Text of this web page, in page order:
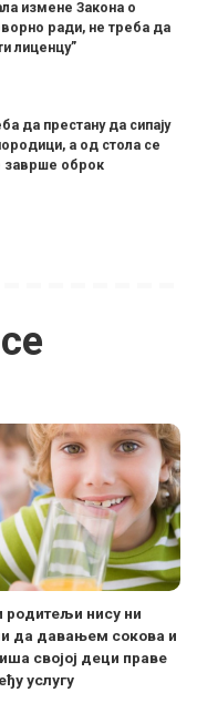
измене Закона о
ради, не треба да
лиценцу”
да престану да сипају
а од стола се
заврше оброк
родитељи нису ни
да давањем сокова и
својој деци праве
услугу